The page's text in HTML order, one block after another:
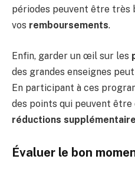
périodes peuvent être très
vos remboursements.
Enfin, garder un œil sur les
des grandes enseignes
En participant à ces
des points qui peuvent être
réductions
Évaluer le bon